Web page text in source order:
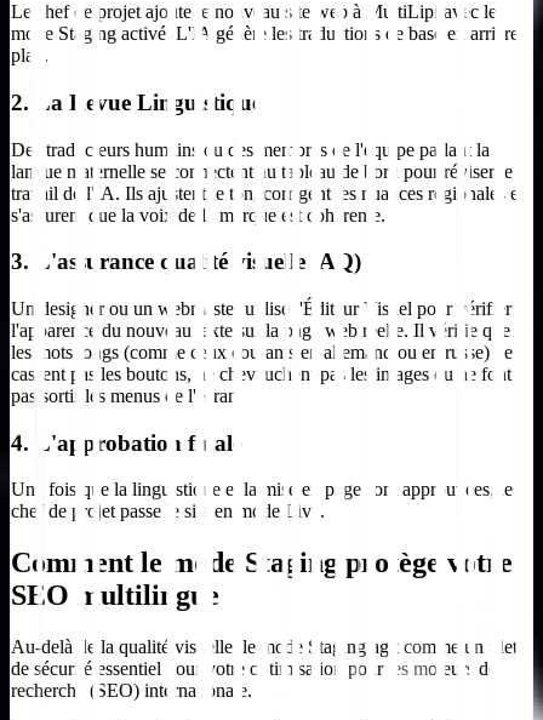
Le chef de projet ajoute le nouveau site web à MultiLipi avec le
mode Staging activé. L'IA génère les traductions de base en arrière-
plan.
2. La Revue Linguistique
Des traducteurs humains ou des membres de l'équipe parlant la
langue maternelle se connectent au tableau de bord pour réviser le
travail de l'IA. Ils ajustent le ton, corrigent les nuances régionales et
s'assurent que la voix de la marque est cohérente.
3. L'assurance qualité visuelle (AQ)
Un designer ou un webmaster utilise l'Éditeur Visuel pour vérifier
l'apparence du nouveau texte sur la page web réelle. Il vérifie que
les mots longs (comme ceux courants en allemand ou en russe) ne
cassent pas les boutons, ne chevauchent pas les images ou ne font
pas sortir les menus de l'écran.
4. L'approbation finale
Une fois que la linguistique et la mise en page sont approuvées, le
chef de projet passe le site en mode Live.
Comment le mode Staging protège votre
SEO multilingue
Au-delà de la qualité visuelle, le mode Staging agit comme un filet
de sécurité essentiel pour votre optimisation pour les moteurs de
recherche (SEO) internationale.